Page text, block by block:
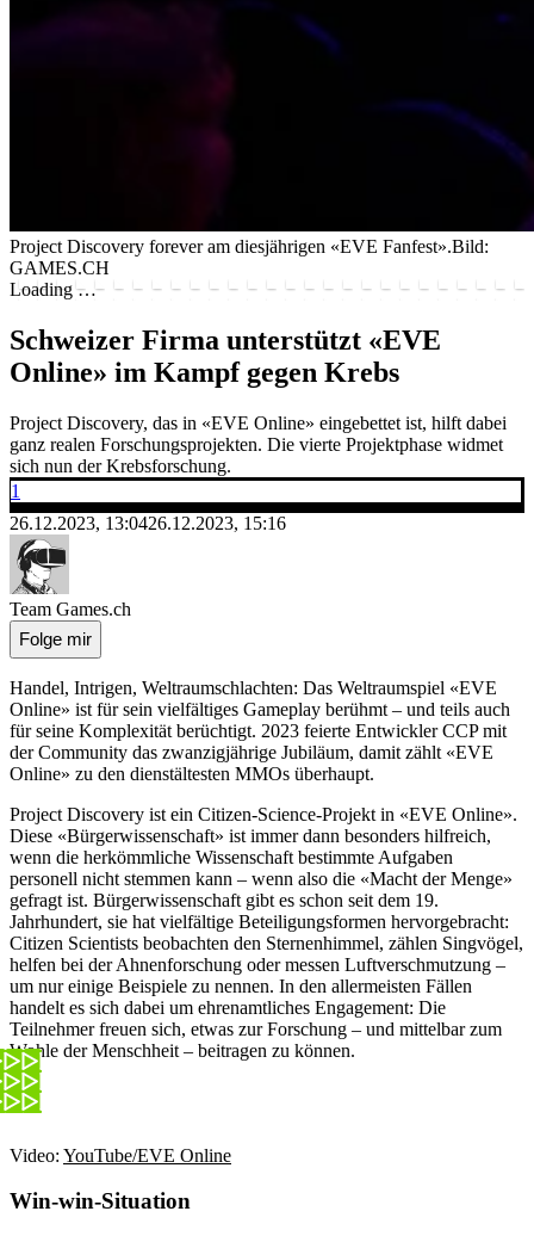
Project Discovery forever am diesjährigen «EVE Fanfest».Bild:
GAMES.CH
Loading …
Schweizer Firma unterstützt «EVE
Online» im Kampf gegen Krebs
Project Discovery, das in «EVE Online» eingebettet ist, hilft dabei
ganz realen Forschungsprojekten. Die vierte Projektphase widmet
sich nun der Krebsforschung.
1
26.12.2023, 13:0426.12.2023, 15:16
Team Games.ch
Folge mir
Handel, Intrigen, Weltraumschlachten: Das Weltraumspiel «EVE
Online» ist für sein vielfältiges Gameplay berühmt – und teils auch
für seine Komplexität berüchtigt. 2023 feierte Entwickler CCP mit
der Community das zwanzigjährige Jubiläum, damit zählt «EVE
Online» zu den dienstältesten MMOs überhaupt.
Project Discovery ist ein Citizen-Science-Projekt in «EVE Online».
Diese «Bürgerwissenschaft» ist immer dann besonders hilfreich,
wenn die herkömmliche Wissenschaft bestimmte Aufgaben
personell nicht stemmen kann – wenn also die «Macht der Menge»
gefragt ist. Bürgerwissenschaft gibt es schon seit dem 19.
Jahrhundert, sie hat vielfältige Beteiligungsformen hervorgebracht:
Citizen Scientists beobachten den Sternenhimmel, zählen Singvögel,
helfen bei der Ahnenforschung oder messen Luftverschmutzung –
um nur einige Beispiele zu nennen. In den allermeisten Fällen
handelt es sich dabei um ehrenamtliches Engagement: Die
Teilnehmer freuen sich, etwas zur Forschung – und mittelbar zum
Wohle der Menschheit – beitragen zu können.
Video: YouTube/EVE Online
Win-win-Situation